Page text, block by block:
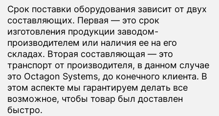
Срок поставки оборудования зависит от двух
составляющих. Первая — это срок
изготовления продукции заводом-
производителем или наличия ее на его
складах. Вторая составляющая — это
транспорт от производителя, в данном случае
это Octagon Systems, до конечного клиента. В
этом аспекте мы гарантируем делать все
возможное, чтобы товар был доставлен
быстро.